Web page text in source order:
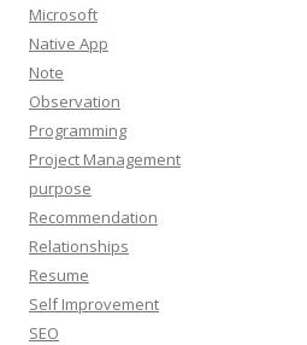
Microsoft
Native App
Note
Observation
Programming
Project Management
purpose
Recommendation
Relationships
Resume
Self Improvement
SEO